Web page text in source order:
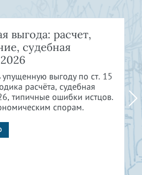
выгода: расчет,
судебная
упущенную выгоду по ст. 15
расчёта, судебная
типичные ошибки истцов.
спорам.